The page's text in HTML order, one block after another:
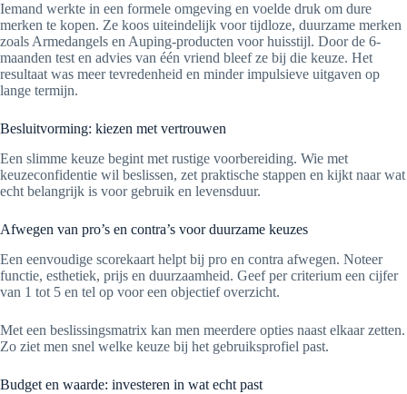
Iemand werkte in een formele omgeving en voelde druk om dure
merken te kopen. Ze koos uiteindelijk voor tijdloze, duurzame merken
zoals Armedangels en Auping-producten voor huisstijl. Door de 6-
maanden test en advies van één vriend bleef ze bij die keuze. Het
resultaat was meer tevredenheid en minder impulsieve uitgaven op
lange termijn.
Besluitvorming: kiezen met vertrouwen
Een slimme keuze begint met rustige voorbereiding. Wie met
keuzeconfidentie wil beslissen, zet praktische stappen en kijkt naar wat
echt belangrijk is voor gebruik en levensduur.
Afwegen van pro’s en contra’s voor duurzame keuzes
Een eenvoudige scorekaart helpt bij pro en contra afwegen. Noteer
functie, esthetiek, prijs en duurzaamheid. Geef per criterium een cijfer
van 1 tot 5 en tel op voor een objectief overzicht.
Met een beslissingsmatrix kan men meerdere opties naast elkaar zetten.
Zo ziet men snel welke keuze bij het gebruiksprofiel past.
Budget en waarde: investeren in wat echt past